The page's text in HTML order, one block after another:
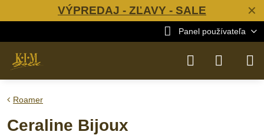
✕
VÝPREDAJ - ZĽAVY - SALE
Panel používateľa
Roamer
Ceraline Bijoux